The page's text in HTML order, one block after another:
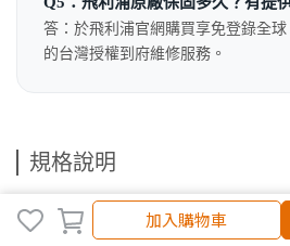
加入購物車
答：於飛利浦官網購買享免登錄全
的台灣授權到府維修服務。
規格說明
| 規格說明